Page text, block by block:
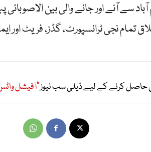
2 روز اسلام آباد سے آنے اور جانے والی بین
تمام نجی ٹرانسپورٹ، گڈز، فریٹ اور
حاصل کرنے کے لیے ڈیلی سب نیوز"آفیشل